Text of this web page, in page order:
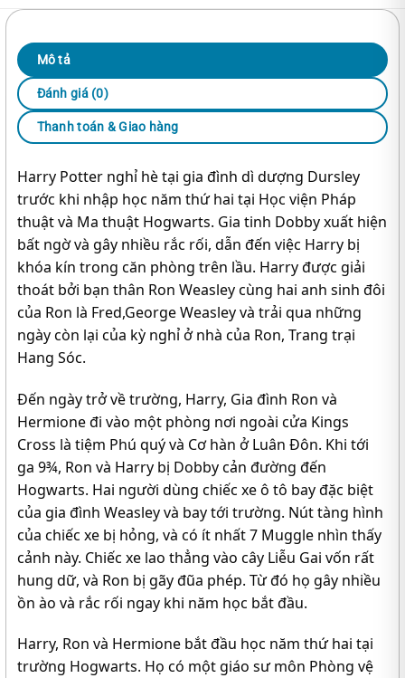
Mô tả
Đánh giá (0)
Thanh toán & Giao hàng
Harry Potter nghỉ hè tại gia đình dì dượng Dursley
trước khi nhập học năm thứ hai tại Học viện Pháp
thuật và Ma thuật Hogwarts. Gia tinh Dobby xuất hiện
bất ngờ và gây nhiều rắc rối, dẫn đến việc Harry bị
khóa kín trong căn phòng trên lầu. Harry được giải
thoát bởi bạn thân Ron Weasley cùng hai anh sinh đôi
của Ron là Fred,George Weasley và trải qua những
ngày còn lại của kỳ nghỉ ở nhà của Ron, Trang trại
Hang Sóc.
Đến ngày trở về trường, Harry, Gia đình Ron và
Hermione đi vào một phòng nơi ngoài cửa Kings
Cross là tiệm Phú quý và Cơ hàn ở Luân Đôn. Khi tới
ga 9¾, Ron và Harry bị Dobby cản đường đến
Hogwarts. Hai người dùng chiếc xe ô tô bay đặc biệt
của gia đình Weasley và bay tới trường. Nút tàng hình
của chiếc xe bị hỏng, và có ít nhất 7 Muggle nhìn thấy
cảnh này. Chiếc xe lao thẳng vào cây Liễu Gai vốn rất
hung dữ, và Ron bị gãy đũa phép. Từ đó họ gây nhiều
ồn ào và rắc rối ngay khi năm học bắt đầu.
Harry, Ron và Hermione bắt đầu học năm thứ hai tại
trường Hogwarts. Họ có một giáo sư môn Phòng vệ